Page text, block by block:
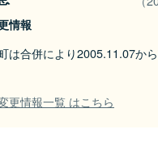
情報
は合併により2005.11.07か
更情報一覧 はこちら